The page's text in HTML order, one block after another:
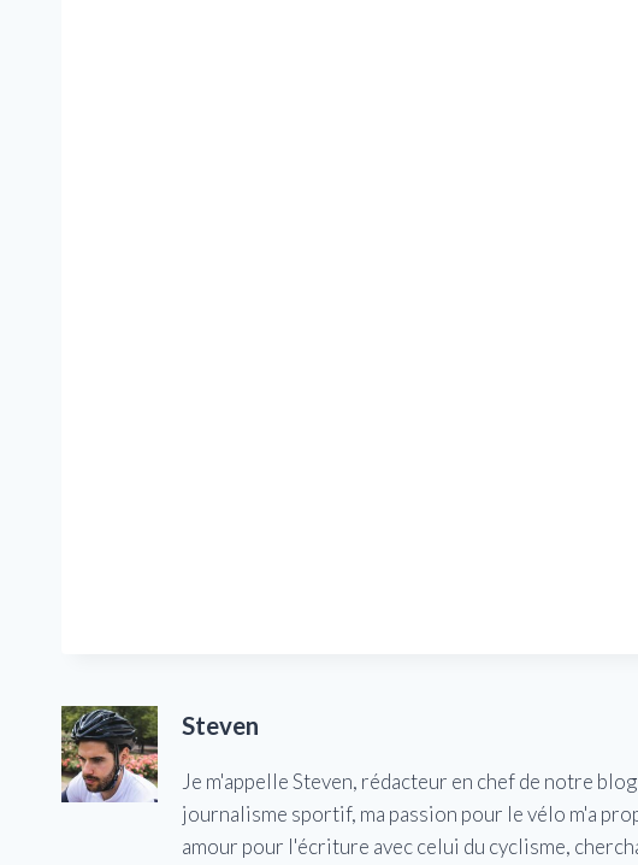
Steven
Je m'appelle Steven, rédacteur en chef de notre
journalisme sportif, ma passion pour le vélo m'a
amour pour l'écriture avec celui du cyclisme,